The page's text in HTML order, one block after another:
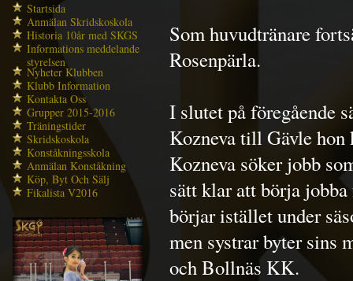
Startsida
Anmälan Skridskoskola
Historia 10år med SKGS
Informations meddelande
styrelsen
Nyheter Klubben
Klubb Information
Kontakta Oss
Grupper 2015-2016
Träningstider
Skridskoskola
Konståkningsskola
Anmälan Konståkning
Köp, Byt Och Sälj
Fikalista V2016
Som huvudtränare
Rosenpärla.
I slutet på föregående
Kozneva till Gävle
Kozneva söker jobb
sätt klar att börja jobba
börjar istället under
men systrar byter sins
och Bollnäs KK.